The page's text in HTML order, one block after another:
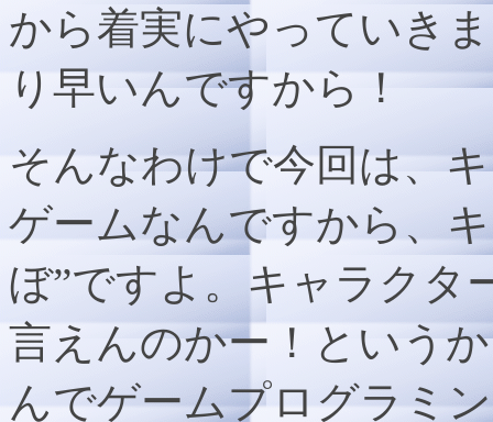
から着実にやっていき
り早いんですから！
そんなわけで今回は、
ゲームなんですから、
ぼ”ですよ。キャラクタ
言えんのかー！という
んでゲームプログラミ